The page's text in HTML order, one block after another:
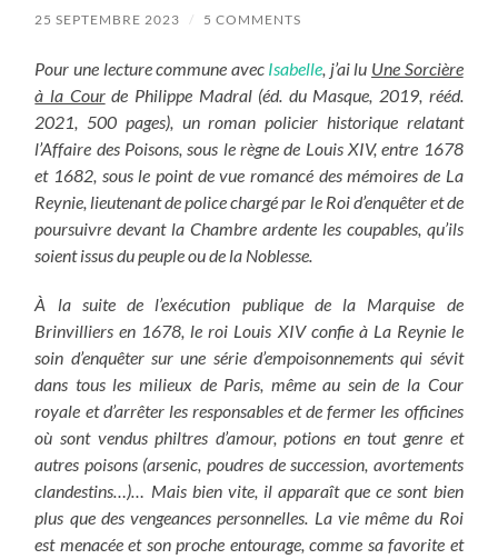
25 SEPTEMBRE 2023 / 5 COMMENTS
Pour une lecture commune avec Isabelle, j’ai lu Une Sorcière
à la Courde Philippe Madral (éd. du Masque, 2019, rééd.
2021, 500 pages), un roman policier historique relatant
l’Affaire des Poisons, sous le règne de Louis XIV, entre 1678
et 1682, sous le point de vue romancé des mémoires de La
Reynie, lieutenant de police chargé par le Roi d’enquêter et de
poursuivre devant la Chambre ardente les coupables, qu’ils
soient issus du peuple ou de la Noblesse.
À la suite de l’exécution publique de la Marquise de
Brinvilliers en 1678, le roi Louis XIV confie à La Reynie le
soin d’enquêter sur une série d’empoisonnements qui sévit
dans tous les milieux de Paris, même au sein de la Cour
royale et d’arrêter les responsables et de fermer les officines
où sont vendus philtres d’amour, potions en tout genre et
autres poisons (arsenic, poudres de succession, avortements
clandestins…)… Mais bien vite, il apparaît que ce sont bien
plus que des vengeances personnelles. La vie même du Roi
est menacée et son proche entourage, comme sa favorite et